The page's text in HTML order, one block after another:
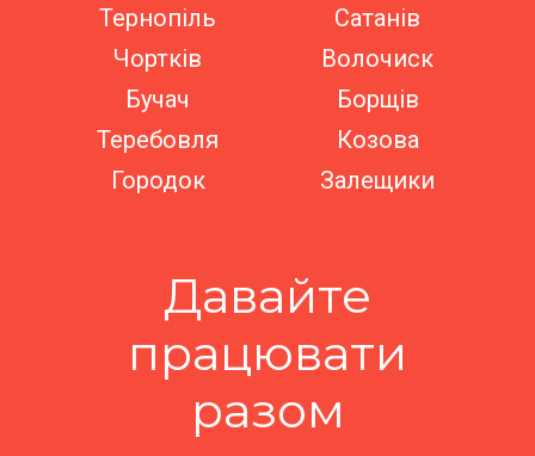
Тернопіль
Чортків
Бучач
Теребовля
Городок
Сатанів
Волочиск
Борщів
Козова
Залещики
Давайте
працювати
разом